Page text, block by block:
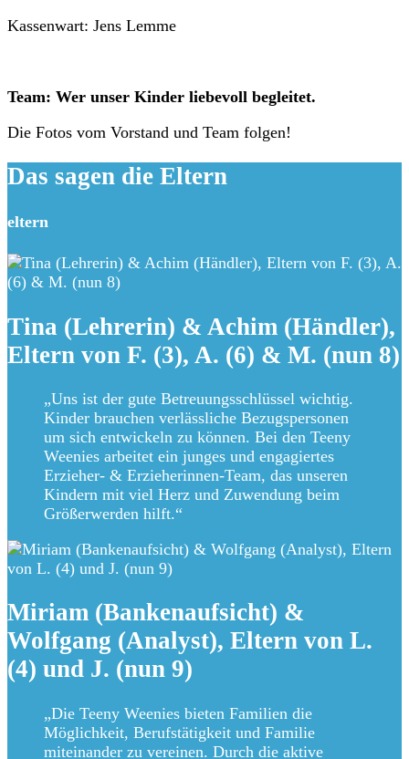
Kassenwart: Jens Lemme
Team: Wer unser Kinder liebevoll begleitet.
Die Fotos vom Vorstand und Team folgen!
Das sagen die Eltern
eltern
Tina (Lehrerin) & Achim (Händler),
Eltern von F. (3), A. (6) & M. (nun 8)
„Uns ist der gute Betreuungsschlüssel wichtig.
Kinder brauchen verlässliche Bezugspersonen
um sich entwickeln zu können. Bei den Teeny
Weenies arbeitet ein junges und engagiertes
Erzieher- & Erzieherinnen-Team, das unseren
Kindern mit viel Herz und Zuwendung beim
Größerwerden hilft.“
Miriam (Bankenaufsicht) &
Wolfgang (Analyst), Eltern von L.
(4) und J. (nun 9)
„Die Teeny Weenies bieten Familien die
Möglichkeit, Berufstätigkeit und Familie
miteinander zu vereinen. Durch die aktive